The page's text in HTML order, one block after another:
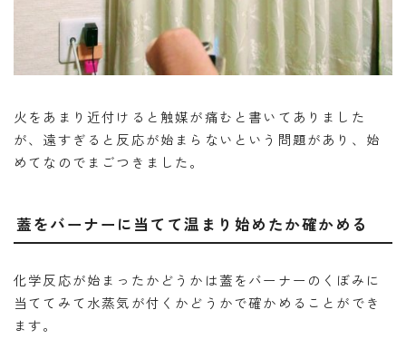
火をあまり近付けると触媒が痛むと書いてありました
が、遠すぎると反応が始まらないという問題があり、始
めてなのでまごつきました。
蓋をバーナーに当てて温まり始めたか確かめる
化学反応が始まったかどうかは蓋をバーナーのくぼみに
当ててみて水蒸気が付くかどうかで確かめることができ
ます。